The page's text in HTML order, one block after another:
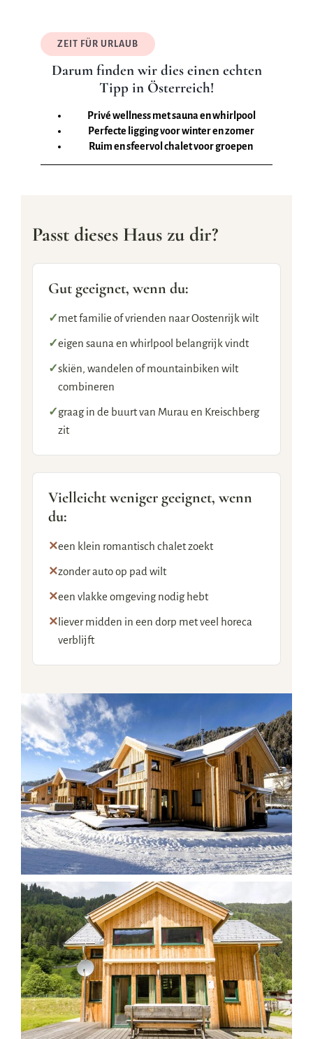
ZEIT FÜR URLAUB
Darum finden wir dies einen echten
Tipp in Österreich!
Privé wellness met sauna en whirlpool
Perfecte ligging voor winter en zomer
Ruim en sfeervol chalet voor groepen
Passt dieses Haus zu dir?
Gut geeignet, wenn du:
✓met familie of vrienden naar Oostenrijk wilt
✓eigen sauna en whirlpool belangrijk vindt
✓skiën, wandelen of mountainbiken wilt
combineren
✓graag in de buurt van Murau en Kreischberg
zit
Vielleicht weniger geeignet, wenn
du:
✕een klein romantisch chalet zoekt
✕zonder auto op pad wilt
✕een vlakke omgeving nodig hebt
✕ liever midden in een dorp met veel horeca
verblijft